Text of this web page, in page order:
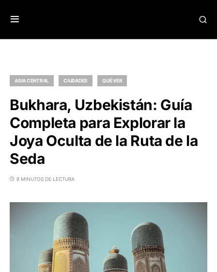
ASIA CENTRAL CIUDADES QUÉ VER
Bukhara, Uzbekistán: Guía
Completa para Explorar la
Joya Oculta de la Ruta de la
Seda
8 MINUTOS DE LECTURA